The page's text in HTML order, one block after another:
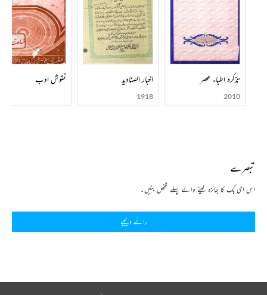
تذکرہ اطباء عصر
2010
اخبار الصنادید
1918
نقوش ادب
تبصرے
اس ای بک کا جائزہ لینے والے پہلے شخص بنیں۔
رائے دیجیے